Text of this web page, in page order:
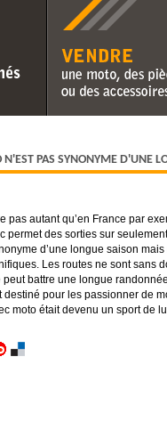
Vendre une moto, des
des accessoires
PAS SYNONYME D'UNE
pas autant qu’en France par
permet des sorties sur
d’une longue saison
Les routes ne sont sans
battre une longue
pour les passionner de
moto était devenu un sport de